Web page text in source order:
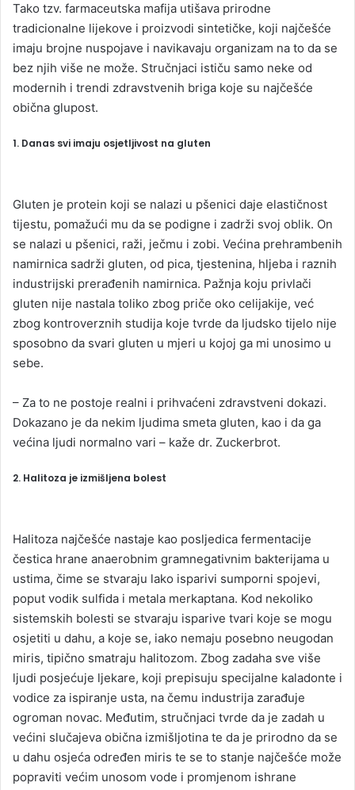
Tako tzv. farmaceutska mafija utišava prirodne
tradicionalne lijekove i proizvodi sintetičke, koji najčešće
imaju brojne nuspojave i navikavaju organizam na to da se
bez njih više ne može. Stručnjaci ističu samo neke od
modernih i trendi zdravstvenih briga koje su najčešće
obična glupost.
1. Danas svi imaju osjetljivost na gluten
Gluten je protein koji se nalazi u pšenici daje elastičnost
tijestu, pomažući mu da se podigne i zadrži svoj oblik. On
se nalazi u pšenici, raži, ječmu i zobi. Većina prehrambenih
namirnica sadrži gluten, od pica, tjestenina, hljeba i raznih
industrijski prerađenih namirnica. Pažnja koju privlači
gluten nije nastala toliko zbog priče oko celijakije, već
zbog kontroverznih studija koje tvrde da ljudsko tijelo nije
sposobno da svari gluten u mjeri u kojoj ga mi unosimo u
sebe.
– Za to ne postoje realni i prihvaćeni zdravstveni dokazi.
Dokazano je da nekim ljudima smeta gluten, kao i da ga
većina ljudi normalno vari – kaže dr. Zuckerbrot.
2. Halitoza je izmišljena bolest
Halitoza najčešće nastaje kao posljedica fermentacije
čestica hrane anaerobnim gramnegativnim bakterijama u
ustima, čime se stvaraju lako isparivi sumporni spojevi,
poput vodik sulfida i metala merkaptana. Kod nekoliko
sistemskih bolesti se stvaraju isparive tvari koje se mogu
osjetiti u dahu, a koje se, iako nemaju posebno neugodan
miris, tipično smatraju halitozom. Zbog zadaha sve više
ljudi posjećuje ljekare, koji prepisuju specijalne kaladonte i
vodice za ispiranje usta, na čemu industrija zarađuje
ogroman novac. Međutim, stručnjaci tvrde da je zadah u
većini slučajeva obična izmišljotina te da je prirodno da se
u dahu osjeća određen miris te se to stanje najčešće može
popraviti većim unosom vode i promjenom ishrane